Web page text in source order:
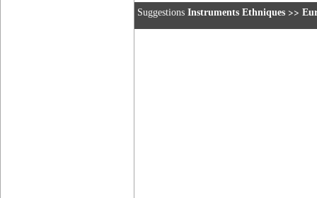
Suggestions Instruments Ethniques >>